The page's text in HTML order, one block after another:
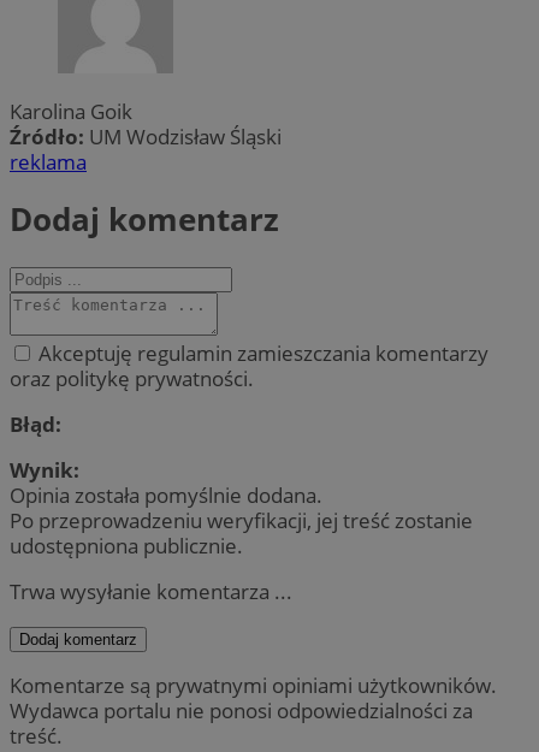
Karolina Goik
Źródło: UM Wodzisław Śląski
reklama
Dodaj komentarz
Akceptuję regulamin zamieszczania komentarzy
oraz politykę prywatności.
Błąd:
Wynik:
Opinia została pomyślnie dodana.
Po przeprowadzeniu weryfikacji, jej treść zostanie
udostępniona publicznie.
Trwa wysyłanie komentarza ...
Dodaj komentarz
Komentarze są prywatnymi opiniami użytkowników.
Wydawca portalu nie ponosi odpowiedzialności za
treść.